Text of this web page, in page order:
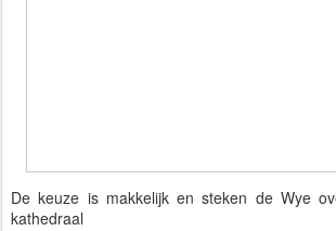
De keuze is makkelijk en steken de Wye
kathedraal